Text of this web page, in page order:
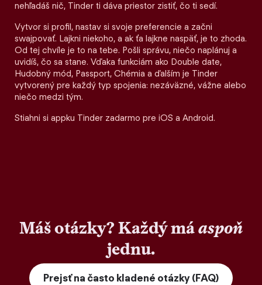
nehľadáš nič, Tinder ti dáva priestor zistiť, čo ti sedí.
Vytvor si profil, nastav si svoje preferencie a začni
swajpovať. Lajkni niekoho, a ak ťa lajkne naspäť, je to zhoda.
Od tej chvíle je to na tebe. Pošli správu, niečo naplánuj a
uvidíš, čo sa stane. Vďaka funkciám ako Double date,
Hudobný mód, Passport, Chémia a ďalším je Tinder
vytvorený pre každý typ spojenia: nezáväzné, vážne alebo
niečo medzi tým.
Stiahni si appku Tinder zadarmo pre iOS a Android.
Máš otázky? Každý máaspoň
jednu.
Prejsť na často kladené otázky (FAQ)